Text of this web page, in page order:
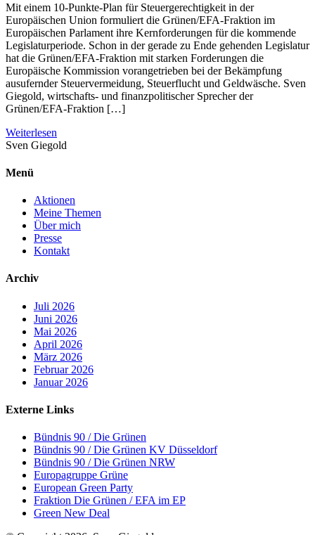
Mit einem 10-Punkte-Plan für Steuergerechtigkeit in der
Europäischen Union formuliert die Grünen/EFA-Fraktion im
Europäischen Parlament ihre Kernforderungen für die kommende
Legislaturperiode. Schon in der gerade zu Ende gehenden Legislatur
hat die Grünen/EFA-Fraktion mit starken Forderungen die
Europäische Kommission vorangetrieben bei der Bekämpfung
ausufernder Steuervermeidung, Steuerflucht und Geldwäsche. Sven
Giegold, wirtschafts- und finanzpolitischer Sprecher der
Grünen/EFA-Fraktion […]
Weiterlesen
Sven Giegold
Menü
Aktionen
Meine Themen
Über mich
Presse
Kontakt
Archiv
Juli 2026
Juni 2026
Mai 2026
April 2026
März 2026
Februar 2026
Januar 2026
Externe Links
Bündnis 90 / Die Grünen
Bündnis 90 / Die Grünen KV Düsseldorf
Bündnis 90 / Die Grünen NRW
Europagruppe Grüne
European Green Party
Fraktion Die Grünen / EFA im EP
Green New Deal